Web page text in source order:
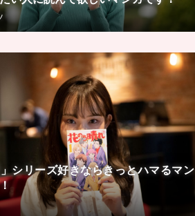
」シリーズ好きならきっとハマるマン